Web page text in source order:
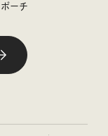
ーチ